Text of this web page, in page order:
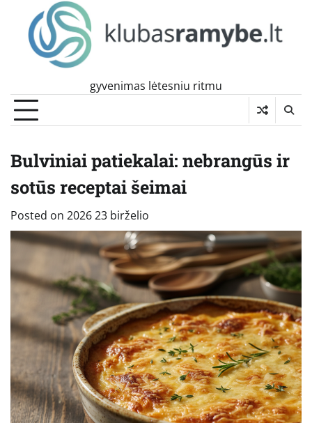
content
gyvenimas lėtesniu ritmu
Bulviniai patiekalai: nebrangūs ir
sotūs receptai šeimai
Posted on 2026 23 birželio